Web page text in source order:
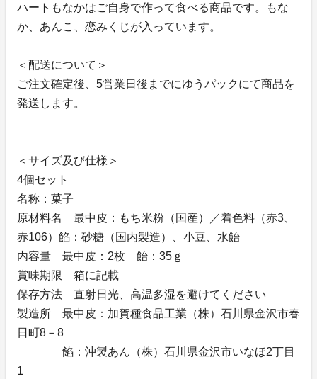
ハートもなかはご自身で作って食べる商品です。もな
か、あんこ、恋みくじが入っています。
＜配送について＞
ご注文確定後、5営業日後までにゆうパックにて商品を
発送します。
＜サイズ及び仕様＞
4個セット
名称：菓子
原材料名 最中皮：もち米粉（国産）／着色料（赤3、
赤106）餡：砂糖（国内製造）、小豆、水飴
内容量 最中皮：2枚 飴：35ｇ
賞味期限 箱に記載
保存方法 直射日光、高温多湿を避けてください
製造所 最中皮：加賀種食品工業（株）石川県金沢市春
日町8－8
餡：沖製あん（株）石川県金沢市いなほ2丁目
1